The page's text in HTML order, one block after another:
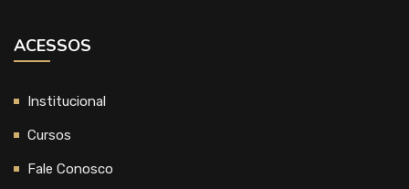
ACESSOS
Institucional
Cursos
Fale Conosco